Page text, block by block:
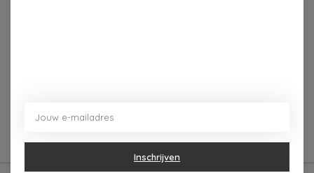
beoordelingen
Inschrijven